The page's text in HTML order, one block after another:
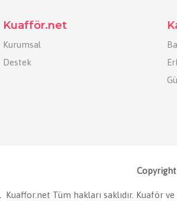
Kuafför.net
Kurumsal
Destek
Tüm hakları saklıdır. Kuaför